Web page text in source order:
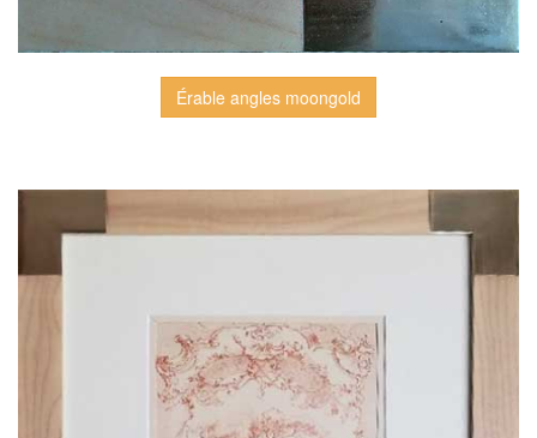
Érable angles moongold